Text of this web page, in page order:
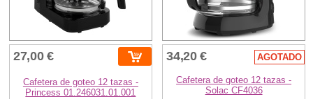
27,00 €
Cafetera de goteo 12 tazas -
Princess 01.246031.01.001
34,20 € AGOTADO
Cafetera de goteo 12 tazas -
Solac CF4036